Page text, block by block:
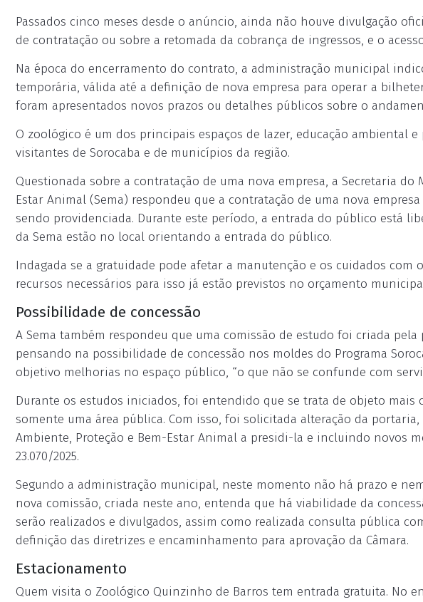
Passados cinco meses desde o anúncio, ainda não houve divulgação
de contratação ou sobre a retomada da cobrança de ingressos, e o
Na época do encerramento do contrato, a administração municipal
temporária, válida até a definição de nova empresa para operar a
foram apresentados novos prazos ou detalhes públicos sobre o
O zoológico é um dos principais espaços de lazer, educação ambiental
visitantes de Sorocaba e de municípios da região.
Questionada sobre a contratação de uma nova empresa, a Secretaria do
Estar Animal (Sema) respondeu que a contratação de uma nova
sendo providenciada. Durante este período, a entrada do público está
da Sema estão no local orientando a entrada do público.
Indagada se a gratuidade pode afetar a manutenção e os cuidados com
recursos necessários para isso já estão previstos no orçamento
Possibilidade de concessão
A Sema também respondeu que uma comissão de estudo foi criada
pensando na possibilidade de concessão nos moldes do Programa
objetivo melhorias no espaço público, “o que não se confunde com
Durante os estudos iniciados, foi entendido que se trata de objeto mais
somente uma área pública. Com isso, foi solicitada alteração da
Ambiente, Proteção e Bem-Estar Animal a presidi-la e incluindo novos
23.070/2025.
Segundo a administração municipal, neste momento não há prazo e
nova comissão, criada neste ano, entenda que há viabilidade da
serão realizados e divulgados, assim como realizada consulta pública
definição das diretrizes e encaminhamento para aprovação da Câmara.
Estacionamento
Quem visita o Zoológico Quinzinho de Barros tem entrada gratuita. No